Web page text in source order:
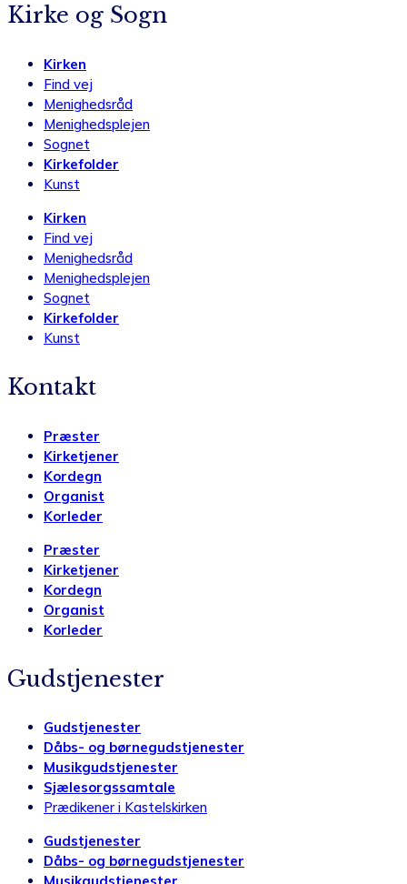
Kirke og Sogn
Kirken
Find vej
Menighedsråd
Menighedsplejen
Sognet
Kirkefolder
Kunst
Kirken
Find vej
Menighedsråd
Menighedsplejen
Sognet
Kirkefolder
Kunst
Kontakt
Præster
Kirketjener
Kordegn
Organist
Korleder
Præster
Kirketjener
Kordegn
Organist
Korleder
Gudstjenester
Gudstjenester
Dåbs- og børnegudstjenester
Musikgudstjenester
Sjælesorgssamtale
Prædikener i Kastelskirken
Gudstjenester
Dåbs- og børnegudstjenester